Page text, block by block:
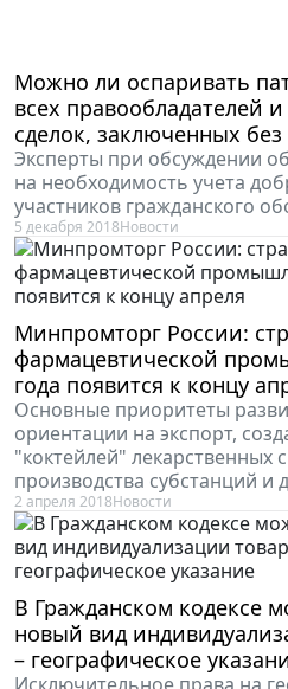
Можно ли оспаривать
всех правообладателей
сделок, заключенных без
Эксперты при обсуждении
на необходимость учета
участников гражданского
5 декабря 2018Новости
Минпромторг России:
фармацевтической
года появится к концу
Основные приоритеты
ориентации на экспорт,
"коктейлей" лекарственных
производства субстанций и
2 апреля 2018Новости
В Гражданском кодексе
новый вид
– географическое